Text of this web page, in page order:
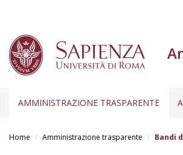
AMMINISTRAZIONE TRASPARENTE
Home Amministrazione trasparente Bandi